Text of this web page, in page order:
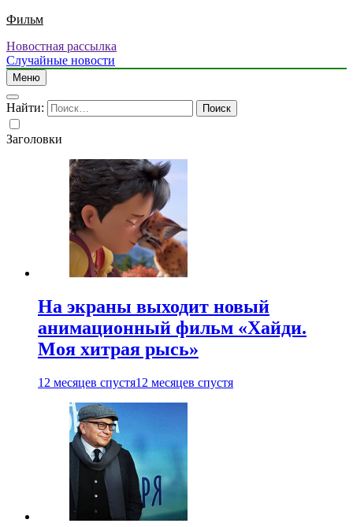
Фильм
Новостная рассылка
Случайные новости
Меню
Найти:
Заголовки
На экраны выходит новый
анимационный фильм «Хайди.
Моя хитрая рысь»
12 месяцев спустя12 месяцев спустя